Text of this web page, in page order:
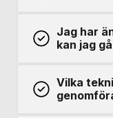
Jag har
kan jag
Vilka